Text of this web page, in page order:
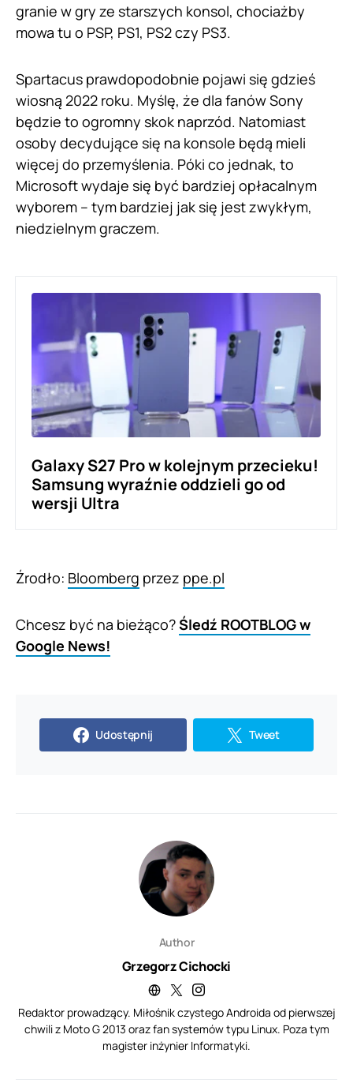
granie w gry ze starszych konsol, chociażby
mowa tu o PSP, PS1, PS2 czy PS3.
Spartacus prawdopodobnie pojawi się gdzieś
wiosną 2022 roku. Myślę, że dla fanów Sony
będzie to ogromny skok naprzód. Natomiast
osoby decydujące się na konsole będą mieli
więcej do przemyślenia. Póki co jednak, to
Microsoft wydaje się być bardziej opłacalnym
wyborem – tym bardziej jak się jest zwykłym,
niedzielnym graczem.
Galaxy S27 Pro w kolejnym przecieku!
Samsung wyraźnie oddzieli go od
wersji Ultra
Źrodło: Bloomberg przez ppe.pl
Chcesz być na bieżąco?Śledź ROOTBLOG w
Google News!
Udostępnij Tweet
Author
Grzegorz Cichocki
Redaktor prowadzący. Miłośnik czystego Androida od pierwszej
chwili z Moto G 2013 oraz fan systemów typu Linux. Poza tym
magister inżynier Informatyki.